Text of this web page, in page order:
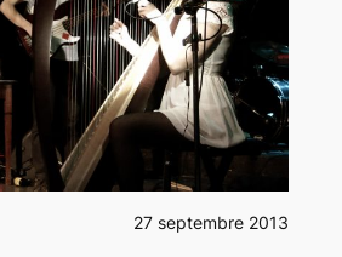
27 septembre 2013